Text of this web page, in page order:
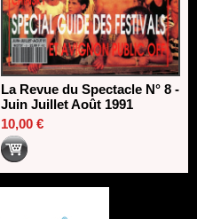
La Revue du Spectacle N° 8 -
Juin Juillet Août 1991
10,00 €